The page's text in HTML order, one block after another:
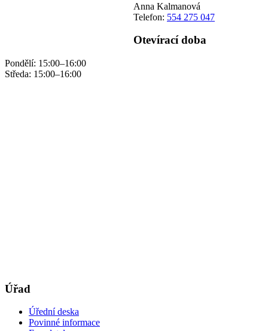
Anna Kalmanová
Telefon: 554 275 047
Otevírací doba
Pondělí: 15:00–16:00
Středa: 15:00–16:00
Úřad
Úřední deska
Povinné informace